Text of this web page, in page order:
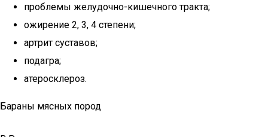
проблемы желудочно-кишечного тракта;
ожирение 2, 3, 4 степени;
артрит суставов;
подагра;
атеросклероз.
Бараны мясных пород